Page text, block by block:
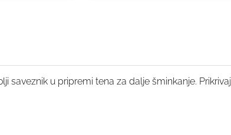
saveznik u pripremi tena za dalje šminkanje.